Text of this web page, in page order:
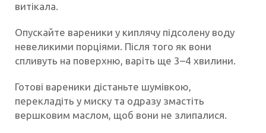
витікала.
Опускайте вареники у киплячу підсолену воду
невеликими порціями. Після того як вони
спливуть на поверхню, варіть ще 3–4 хвилини.
Готові вареники дістаньте шумівкою,
перекладіть у миску та одразу змастіть
вершковим маслом, щоб вони не злипалися.